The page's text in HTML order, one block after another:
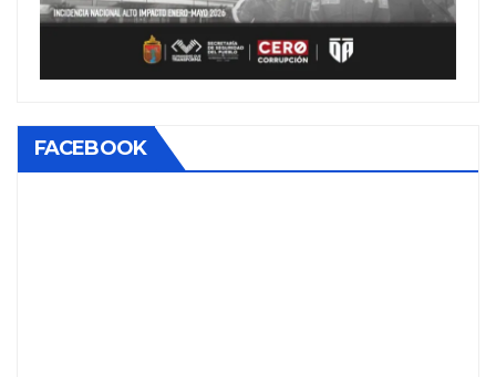
FACEBOOK